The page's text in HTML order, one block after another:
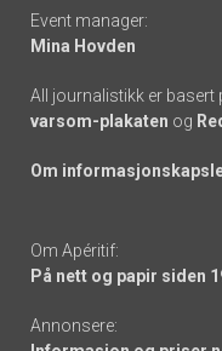
Event manager:
Mina Hovden
All journalistikk er basert
varsom-plakaten og
Om
Om Apéritif:
På nett og papir siden
Annonsere: